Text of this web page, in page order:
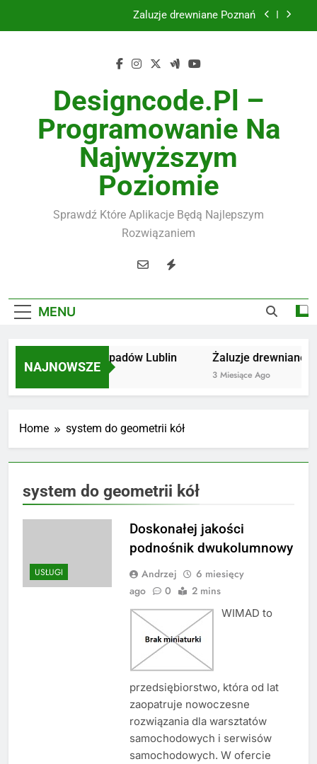
Żaluzje drewniane Poznań
Utylizacja odpadów Lublin
Żaluzje drewniane Poznań
Instalacje elektryczne Gdańsk
Designcode.pl –
Programowanie Na
Najwyższym
Poziomie
Sprawdź Które Aplikacje Będą Najlepszym
Rozwiązaniem
MENU
NAJNOWSZE
Utylizacja odpadów Lublin
2 Miesiące Ago
Żaluzje drewniane
3 Miesiące Ago
Home system do geometrii kół
system do geometrii kół
USŁUGI
Doskonałej jakości
podnośnik dwukolumnowy
Andrzej
6 miesięcy
ago
0 2 mins
WIMAD to
przedsiębiorstwo, która od lat
zaopatruje nowoczesne
rozwiązania dla warsztatów
samochodowych i serwisów
samochodowych. W ofercie